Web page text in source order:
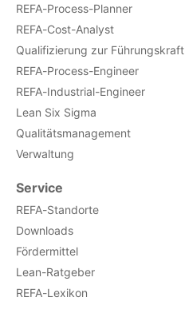
REFA-Process-Planner
REFA-Cost-Analyst
Qualifizierung zur Führungskraft
REFA-Process-Engineer
REFA-Industrial-Engineer
Lean Six Sigma
Qualitätsmanagement
Verwaltung
Service
REFA-Standorte
Downloads
Fördermittel
Lean-Ratgeber
REFA-Lexikon